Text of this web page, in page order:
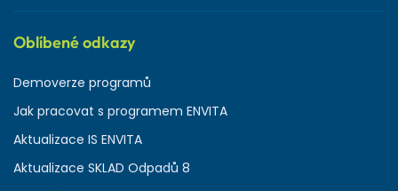
Oblíbené odkazy
Demoverze programů
Jak pracovat s programem ENVITA
Aktualizace IS ENVITA
Aktualizace SKLAD Odpadů 8